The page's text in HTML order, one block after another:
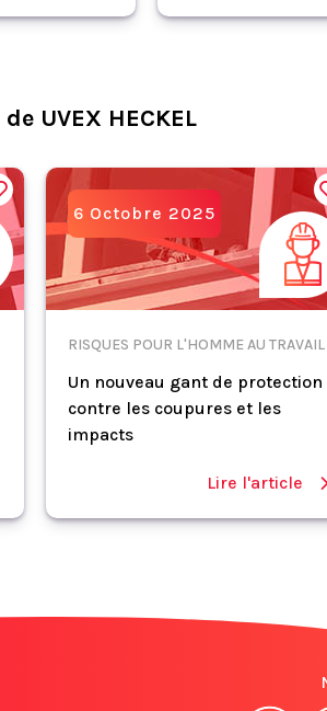
de UVEX HECKEL
6 Octobre 2025
RISQUES POUR L'HOMME AU TRAVAIL
Un nouveau gant de protection
contre les coupures et les
impacts
Lire l'article